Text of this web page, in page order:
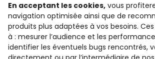
qui sommes-nous ?
besoin d'aide ?
En acceptant les cookies, vous
navigation optimisée ainsi que de
produits plus adaptées à vos besoins.
à : mesurer l’audience et les
identifier les éventuels bugs rencontrés,